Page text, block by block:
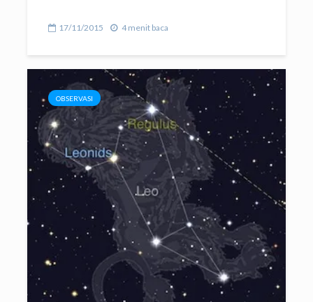
17/11/2015 4 menit baca
OBSERVASI